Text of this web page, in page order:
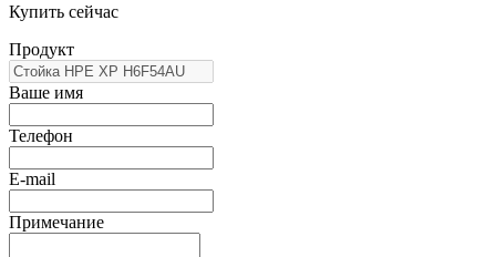
Купить сейчас
Продукт
Ваше имя
Телефон
E-mail
Примечание